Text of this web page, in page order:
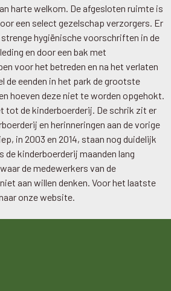
harte welkom. De afgesloten ruimte is
een select gezelschap verzorgers. Er
hygiënische voorschriften in de
en door een bak met
voor het betreden en na het verlaten
de eenden in het park de grootste
hoeven deze niet te worden opgehokt.
tot de kinderboerderij. De schrik zit er
en herinneringen aan de vorige
in 2003 en 2014, staan nog duidelijk
de kinderboerderij maanden lang
de medewerkers van de
aan willen denken. Voor het laatste
onze website.